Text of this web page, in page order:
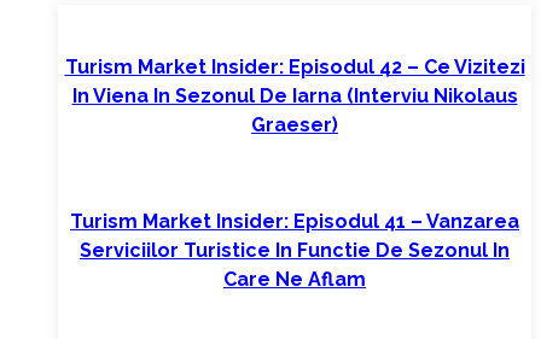
Turism Market Insider: Episodul 42 – Ce Vizitezi
In Viena In Sezonul De Iarna (interviu Nikolaus
Graeser)
Turism Market Insider: Episodul 41 – Vanzarea
Serviciilor Turistice In Functie De Sezonul In
Care Ne Aflam